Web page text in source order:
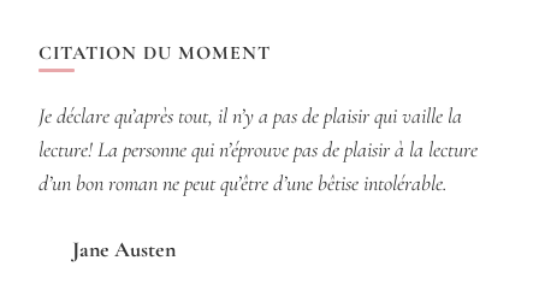
CITATION DU MOMENT
Je déclare qu’après tout, il n’y a pas de plaisir qui vaille la
lecture! La personne qui n’éprouve pas de plaisir à la lecture
d’un bon roman ne peut qu’être d’une bêtise intolérable.
Jane Austen